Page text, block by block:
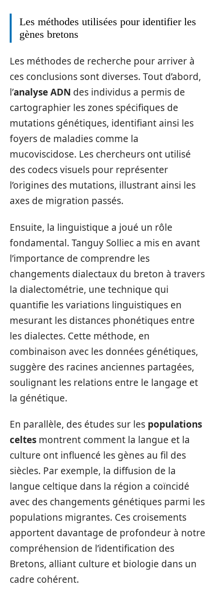
Les méthodes utilisées pour identifier les
gènes bretons
Les méthodes de recherche pour arriver à
ces conclusions sont diverses. Tout d’abord,
l’analyse ADN des individus a permis de
cartographier les zones spécifiques de
mutations génétiques, identifiant ainsi les
foyers de maladies comme la
mucoviscidose. Les chercheurs ont utilisé
des codecs visuels pour représenter
l’origines des mutations, illustrant ainsi les
axes de migration passés.
Ensuite, la linguistique a joué un rôle
fondamental. Tanguy Solliec a mis en avant
l’importance de comprendre les
changements dialectaux du breton à travers
la dialectométrie, une technique qui
quantifie les variations linguistiques en
mesurant les distances phonétiques entre
les dialectes. Cette méthode, en
combinaison avec les données génétiques,
suggère des racines anciennes partagées,
soulignant les relations entre le langage et
la génétique.
En parallèle, des études sur les populations
celtes montrent comment la langue et la
culture ont influencé les gènes au fil des
siècles. Par exemple, la diffusion de la
langue celtique dans la région a coïncidé
avec des changements génétiques parmi les
populations migrantes. Ces croisements
apportent davantage de profondeur à notre
compréhension de l’identification des
Bretons, alliant culture et biologie dans un
cadre cohérent.